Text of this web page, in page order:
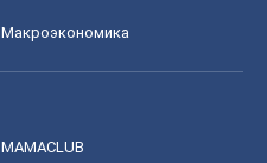
Mакроэкономика
MAMACLUB